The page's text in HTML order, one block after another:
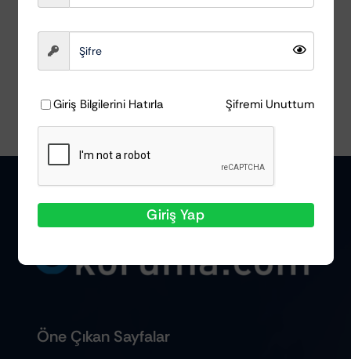
Öne Çıkan Sayfalar
Giriş Bilgilerini Hatırla Şifremi Unuttum
Giriş Yap